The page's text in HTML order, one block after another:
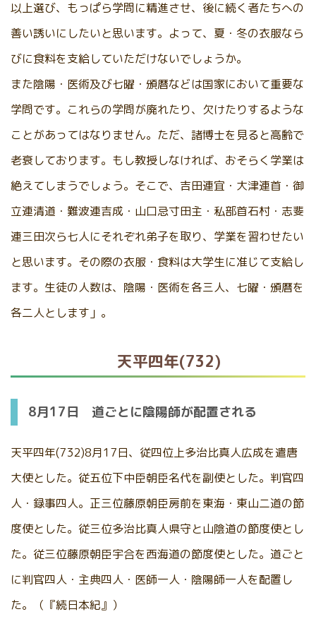
以上選び、もっぱら学問に精進させ、後に続く者たちへの
善い誘いにしたいと思います。よって、夏・冬の衣服なら
びに食料を支給していただけないでしょうか。
また陰陽・医術及び七曜・頒暦などは国家において重要な
学問です。これらの学問が廃れたり、欠けたりするような
ことがあってはなりません。ただ、諸博士を見ると高齢で
老衰しております。もし教授しなければ、おそらく学業は
絶えてしまうでしょう。そこで、吉田連宜・大津連首・御
立連清道・難波連吉成・山口忌寸田主・私部首石村・志斐
連三田次ら七人にそれぞれ弟子を取り、学業を習わせたい
と思います。その際の衣服・食料は大学生に准じて支給し
ます。生徒の人数は、陰陽・医術を各三人、七曜・頒暦を
各二人とします」。
天平四年(732)
8月17日 道ごとに陰陽師が配置される
天平四年(732)8月17日、従四位上多治比真人広成を遣唐
大使とした。従五位下中臣朝臣名代を副使とした。判官四
人・録事四人。正三位藤原朝臣房前を東海・東山二道の節
度使とした。従三位多治比真人県守と山陰道の節度使とし
た。従三位藤原朝臣宇合を西海道の節度使とした。道ごと
に判官四人・主典四人・医師一人・陰陽師一人を配置し
た。（『続日本紀』）